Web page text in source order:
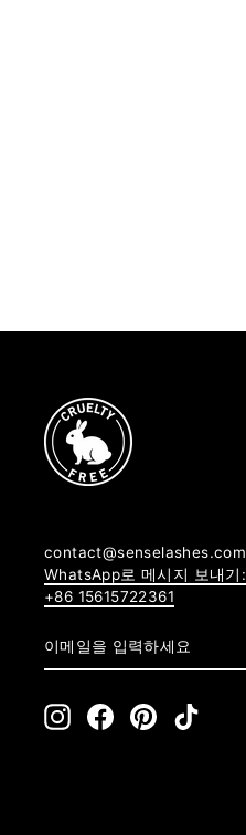
contact@senselashes.com
WhatsApp로 메시지 보내기:
+86 15615722361
메
일
입
력
독
하
InstagramFacebookPinterest